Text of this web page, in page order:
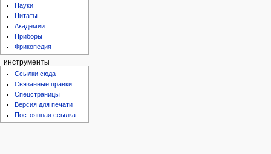
Науки
Цитаты
Академии
Приборы
Фрикопедия
инструменты
Ссылки сюда
Связанные правки
Спецстраницы
Версия для печати
Постоянная ссылка